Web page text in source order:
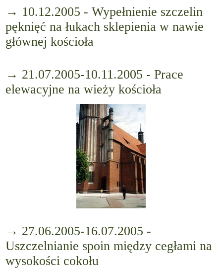
→ 10.12.2005 - Wypełnienie szczelin
pęknięć na łukach sklepienia w nawie
głównej kościoła
→ 21.07.2005-10.11.2005 - Prace
elewacyjne na wieży kościoła
→ 27.06.2005-16.07.2005 -
Uszczelnianie spoin między cegłami na
wysokości cokołu